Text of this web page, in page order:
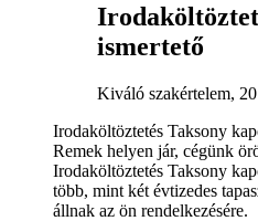
ismertető
Kiváló szakértelem,
Irodaköltöztetés Taksony
Remek helyen jár, cégünk
Irodaköltöztetés Taksony
több, mint két évtizedes
állnak az ön rendelkezésére.